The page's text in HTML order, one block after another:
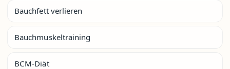
Bauchfett verlieren
Bauchmuskeltraining
BCM-Diät